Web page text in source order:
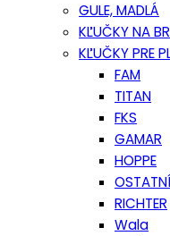
GULE, MADLÁ
KĽUČKY NA
KĽUČKY PRE
FAM
TITAN
FKS
GAMAR
HOPPE
RICHTER
Wala